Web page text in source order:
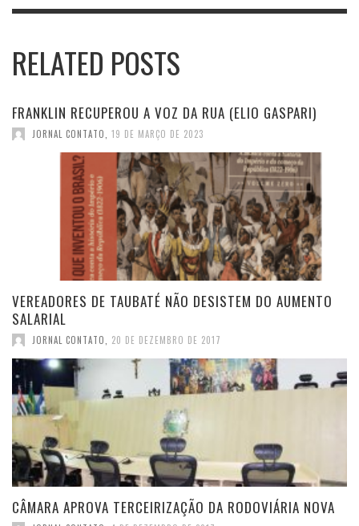
RELATED POSTS
FRANKLIN RECUPEROU A VOZ DA RUA (ELIO GASPARI)
JORNAL CONTATO 19 DE MARÇO DE 2023
VEREADORES DE TAUBATÉ NÃO DESISTEM DO AUMENTO
SALARIAL
JORNAL CONTATO 20 DE DEZEMBRO DE 2017
CÂMARA APROVA TERCEIRIZAÇÃO DA RODOVIÁRIA NOVA